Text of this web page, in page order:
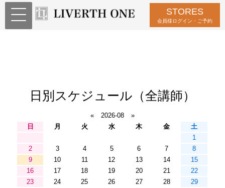
STORES
会員様ログイン・ご予約
日別スケジュール（全講師）
« 2026-08
»
日
月 火 水 木 金
土
1
2
3 4 5 6 7
8
9
10 11 12 13 14
15
16
17 18 19 20 21
22
23
24 25 26 27 28
29